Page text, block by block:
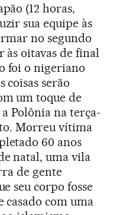
(12 horas,
sua equipe às
no segundo
oitavas de final
foi o nigeriano
coisas serão
um toque de
Polônia na terça-
Morreu vítima
60 anos
natal, uma vila
de gente
seu corpo fosse
casado com uma